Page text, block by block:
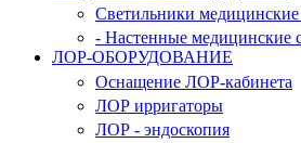
Светильники медицинские
- Настенные медицинские
ЛОР-ОБОРУДОВАНИЕ
Оснащение ЛОР-кабинета
ЛОР ирригаторы
ЛОР - эндоскопия